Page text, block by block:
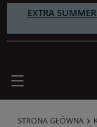
EXTRA
STRONA GŁÓWNA